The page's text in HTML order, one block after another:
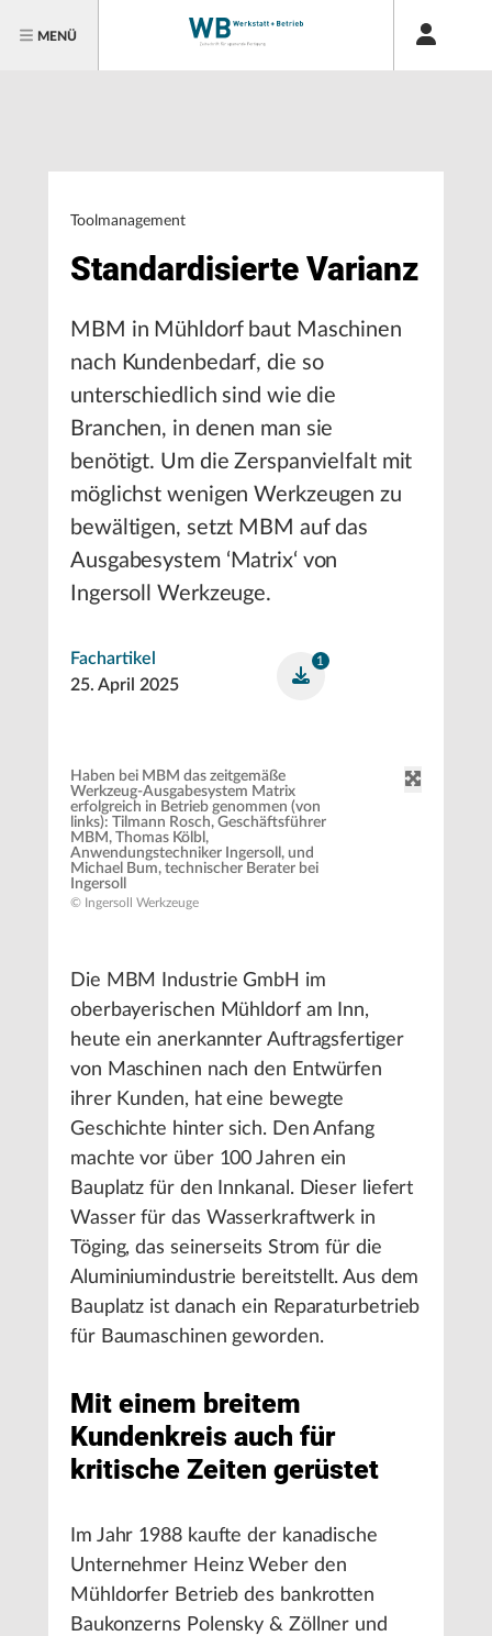
MENÜ
Toolmanagement
Standardisierte Varianz
MBM in Mühldorf baut Maschinen
nach Kundenbedarf, die so
unterschiedlich sind wie die
Branchen, in denen man sie
benötigt. Um die Zerspanvielfalt mit
möglichst wenigen Werkzeugen zu
bewältigen, setzt MBM auf das
Ausgabesystem ‘Matrix‘ von
Ingersoll Werkzeuge.
Fachartikel
25. April 2025
1
Haben bei MBM das zeitgemäße
Werkzeug-Ausgabesystem Matrix
erfolgreich in Betrieb genommen (von
links): Tilmann Rosch, Geschäftsführer
MBM, Thomas Kölbl,
Anwendungstechniker Ingersoll, und
Michael Bum, technischer Berater bei
Ingersoll
© Ingersoll Werkzeuge
Die MBM Industrie GmbH im
oberbayerischen Mühldorf am Inn,
heute ein anerkannter Auftragsfertiger
von Maschinen nach den Entwürfen
ihrer Kunden, hat eine bewegte
Geschichte hinter sich. Den Anfang
machte vor über 100 Jahren ein
Bauplatz für den Innkanal. Dieser liefert
Wasser für das Wasserkraftwerk in
Töging, das seinerseits Strom für die
Aluminiumindustrie bereitstellt. Aus dem
Bauplatz ist danach ein Reparaturbetrieb
für Baumaschinen geworden.
Mit einem breitem
Kundenkreis auch für
kritische Zeiten gerüstet
Im Jahr 1988 kaufte der kanadische
Unternehmer Heinz Weber den
Mühldorfer Betrieb des bankrotten
Baukonzerns Polensky & Zöllner und